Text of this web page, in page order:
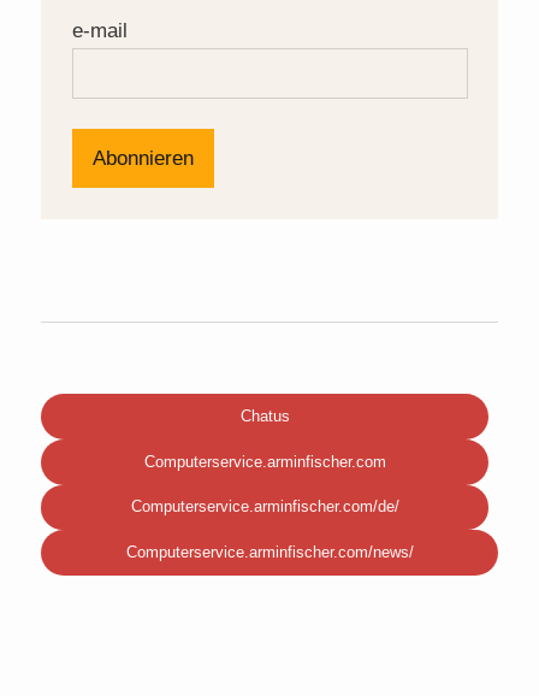
e-mail
Chatus
Computerservice.arminfischer.com
Computerservice.arminfischer.com/de/
Computerservice.arminfischer.com/news/